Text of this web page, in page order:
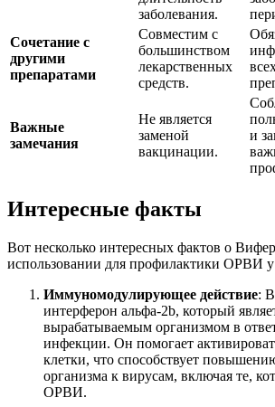
заболевания.
Сочетание с
другими
препаратами
Совместим с
большинством
лекарственных
средств.
Важные
замечания
Не является
заменой
вакцинации.
и
Интересные факты
Вот несколько интересных фактов о
использовании для профилактики ОРВИ у
Иммуномодулирующее действие:
интерферон альфа-2b, который
вырабатываемым организмом в
инфекции. Он помогает
клетки, что способствует
организма к вирусам, включая те,
ОРВИ.